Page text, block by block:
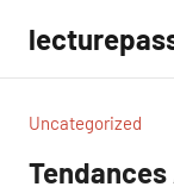
contenu
Uncategorized